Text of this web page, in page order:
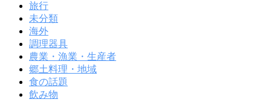
旅行
未分類
海外
調理器具
農業・漁業・生産者
郷土料理・地域
食の話題
飲み物